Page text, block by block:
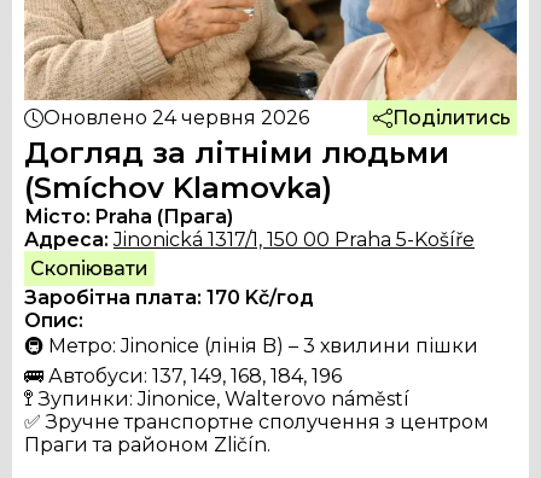
Оновлено 24 червня 2026 Поділитись
Догляд за літніми людьми
(Smíchov Klamovka)
Місто: Praha (Прага)
Адреса:Jinonická 1317/1, 150 00 Praha 5-Košíře
Скопіювати
Заробітна плата: 170 Kč/год
Опис:
🚇 Метро: Jinonice (лінія B) – 3 хвилини пішки
🚌 Автобуси: 137, 149, 168, 184, 196
🚏 Зупинки: Jinonice, Walterovo náměstí
✅ Зручне транспортне сполучення з центром
Праги та районом Zličín.